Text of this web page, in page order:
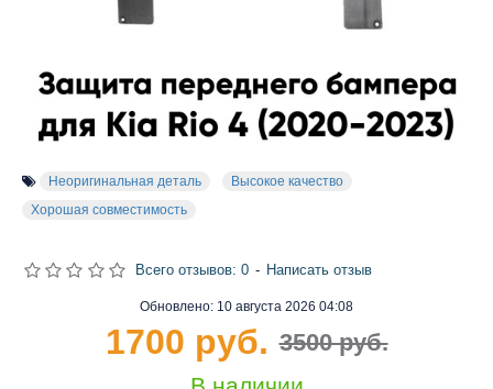
Неоригинальная деталь
Высокое качество
Хорошая совместимость
Обновлено: 10 августа 2026 04:08
Всего отзывов: 0 - Написать отзыв
3500 руб.
1700 руб.